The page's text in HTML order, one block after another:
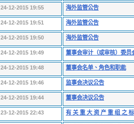
24-12-2015 19:55 海外监管公告
24-12-2015 19:51 海外监管公告
24-12-2015 19:50 海外监管公告
24-12-2015 19:49 董事会审计（或审核）委员
24-12-2015 19:48 董事会名单、角色和职能
24-12-2015 19:46 监事会决议公告
24-12-2015 19:44 董事会决议公告
23-12-2015 22:43 有 关 重 大 资 产 重 组 之